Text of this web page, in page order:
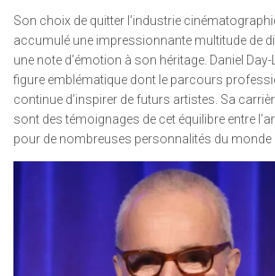
Son choix de quitter l’industrie
accumulé une impressionnante multitude de
une note d’émotion à son héritage. Daniel
figure emblématique dont le parcours
continue d’inspirer de futurs artistes. Sa
sont des témoignages de cet équilibre entre
pour de nombreuses personnalités du monde